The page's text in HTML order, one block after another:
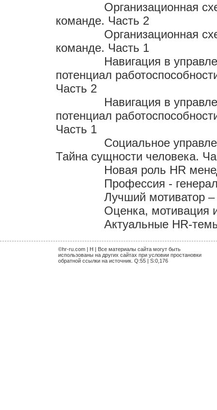
Организационная
команде. Часть 2
Организационная
команде. Часть 1
Навигация в
потенциал
Часть 2
Навигация в
потенциал
Часть 1
Социальное
Тайна сущности человека.
Новая роль HR
Профессия -
Лучший мотиватор –
Оценка, мотивация
Актуальные HR-
©hr-ru.com | H | Все материалы сайта могут быть
использованы на других сайтах при условии простановки
обратной ссылки на источник. Q:55 | S:0,176